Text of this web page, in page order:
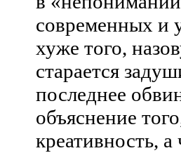
современных и
хуже того,
старается
последнее
объяснение
креативность, а